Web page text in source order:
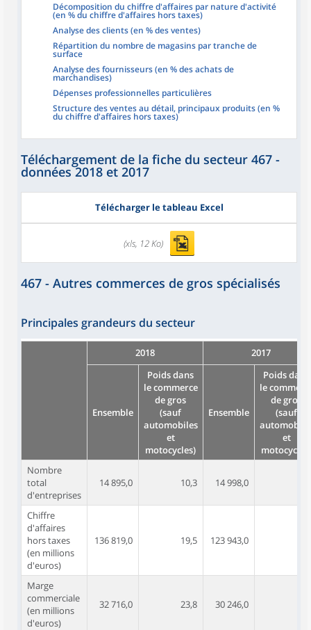
Décomposition du chiffre d'affaires par nature d'activité
(en % du chiffre d'affaires hors taxes)
Analyse des clients (en % des ventes)
Répartition du nombre de magasins par tranche de
surface
Analyse des fournisseurs (en % des achats de
marchandises)
Dépenses professionnelles particulières
Structure des ventes au détail, principaux produits (en %
du chiffre d'affaires hors taxes)
Téléchargement de la fiche du secteur 467 -
données 2018 et 2017
Télécharger le tableau Excel
(xls, 12 Ko)
467 - Autres commerces de gros spécialisés
Principales grandeurs du secteur
2018 2017
Ensemble
Poids dans
le commerce
de gros
(sauf
automobiles
et
motocycles)
Ensemble
Poids dans
le
de gros
(sauf
et
Nombre
total
d'entreprises
14 895,0 10,3 14 998,0
Chiffre
d'affaires
hors taxes
(en millions
d'euros)
136 819,0 19,5 123 943,0
Marge
commerciale
(en millions
d'euros)
32 716,0 23,8 30 246,0